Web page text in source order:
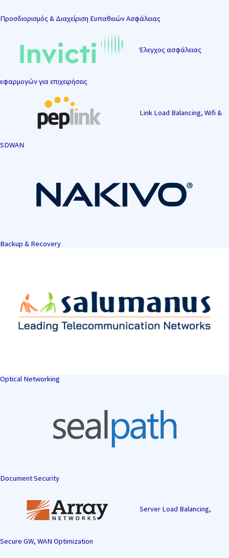
Προσδιορισμός & Διαχείριση Ευπαθειών Ασφάλειας
Έλεγχος ασφάλειας
εφαρμογών για επιχειρήσεις
Link Load Balancing, Wifi &
SDWAN
Backup & Recovery
Optical Networking
Document Security
Server Load Balancing,
Secure GW, WAN Optimization